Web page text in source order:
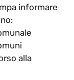
informare
alla